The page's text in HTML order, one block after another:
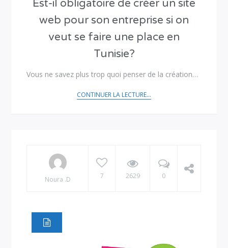
Est-il obligatoire de créer un site
web pour son entreprise si on
veut se faire une place en
Tunisie?
Vous ne savez plus trop quoi penser de la création…
CONTINUER LA LECTURE...
Noura .D 7 2629 0